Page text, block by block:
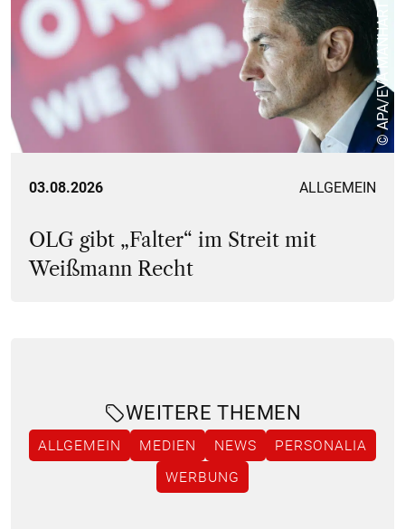
© APA/EVA MANHART
03.08.2026 ALLGEMEIN
OLG gibt „Falter“ im Streit mit
Weißmann Recht
WEITERE THEMEN
ALLGEMEIN MEDIEN NEWS
PERSONALIA
WERBUNG